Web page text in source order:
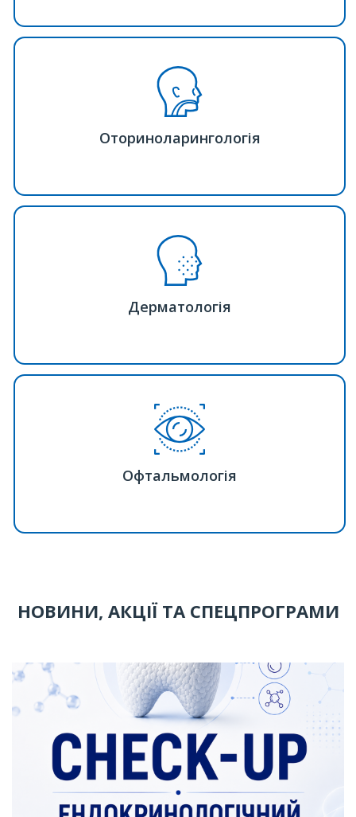
Оториноларингологія
Дерматологія
Офтальмологія
НОВИНИ, АКЦІЇ ТА СПЕЦПРОГРАМИ